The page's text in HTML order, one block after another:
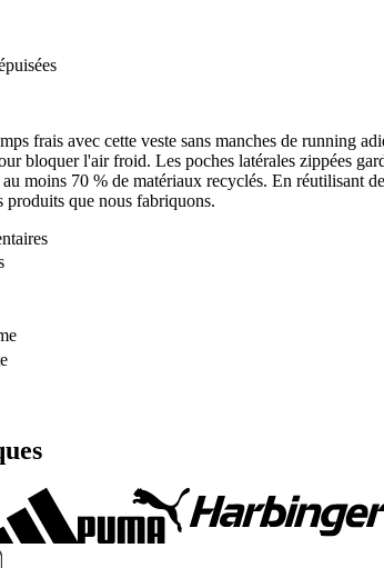
frais avec cette veste sans manches de running
bloquer l'air froid. Les poches latérales zippées
moins 70 % de matériaux recyclés. En réutilisant
produits que nous fabriquons.